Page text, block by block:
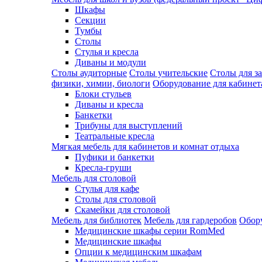
Шкафы
Секции
Тумбы
Столы
Стулья и кресла
Диваны и модули
Столы аудиторные Столы учительские Столы для
физики, химии, биологи Оборудование для
Блоки стульев
Диваны и кресла
Банкетки
Трибуны для выступлений
Театральные кресла
Мягкая мебель для кабинетов и комнат отдыха
Пуфики и банкетки
Кресла-груши
Мебель для столовой
Cтулья для кафе
Cтолы для столовой
Скамейки для столовой
Мебель для библиотек Мебель для гардеробов
Медицинские шкафы серии RomMed
Медицинские шкафы
Опции к медицинским шкафам